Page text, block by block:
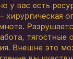
у вас есть
тягостные
Внешне это